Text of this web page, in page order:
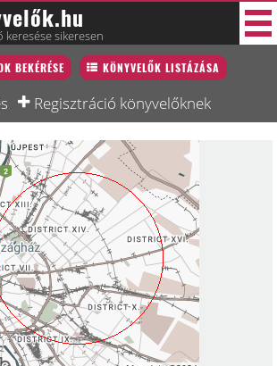
keresése sikeresen
BEKÉRÉSE KÖNYVELŐK LISTÁZÁSA
Regisztráció könyvelőknek